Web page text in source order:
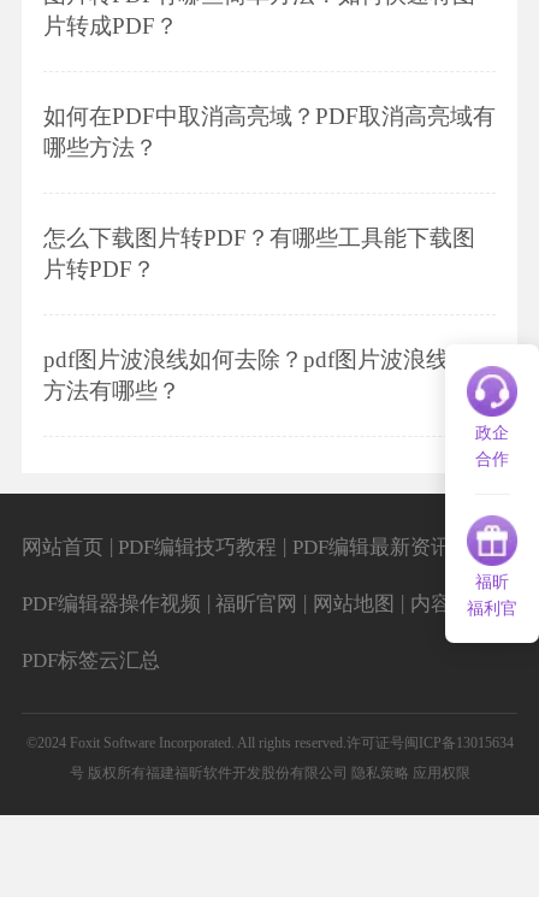
片转成PDF？
如何在PDF中取消高亮域？PDF取消高亮域有
哪些方法？
怎么下载图片转PDF？有哪些工具能下载图
片转PDF？
pdf图片波浪线如何去除？pdf图片波浪线去除
方法有哪些？
政企
合作
福昕
福利官
网站首页 PDF编辑技巧教程 PDF编辑最新资讯
PDF编辑器操作视频 福昕官网 网站地图 内容导航 |
PDF标签云汇总
©2024 Foxit Software Incorporated. All rights reserved.许可证号闽ICP备13015634
号 版权所有福建福昕软件开发股份有限公司 隐私策略 应用权限